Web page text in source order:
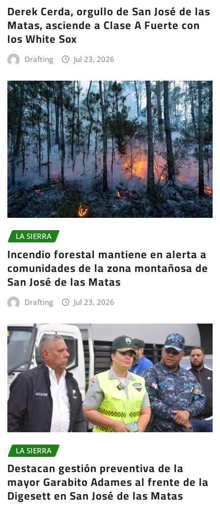
Derek Cerda, orgullo de San José de las
Matas, asciende a Clase A Fuerte con
los White Sox
Drafting Jul 23, 2026
LA SIERRA
Incendio forestal mantiene en alerta a
comunidades de la zona montañosa de
San José de las Matas
Drafting Jul 23, 2026
LA SIERRA
Destacan gestión preventiva de la
mayor Garabito Adames al frente de la
Digesett en San José de las Matas